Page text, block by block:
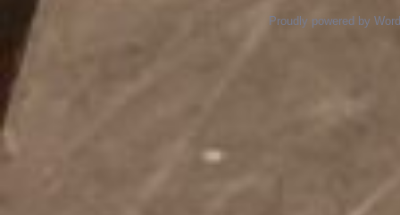
Proudly powered by